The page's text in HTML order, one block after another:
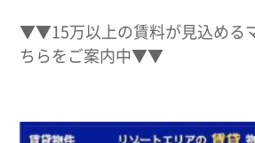
▼▼15万以上の賃料が見込める
ちらをご案内中▼▼